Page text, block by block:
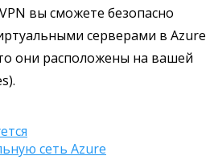
вы сможете безопасно
серверами в Azure
они расположены на вашей
сеть Azure